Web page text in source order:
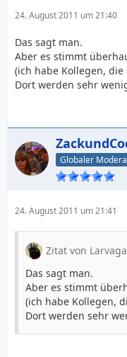
24. August 2011 um 21:40
Das sagt man.
Aber es stimmt
(ich habe Kollegen,
Dort werden sehr
Globaler
24. August 2011 um 21:41
Zitat von
Das sagt man.
Aber es stimmt
(ich habe Kollegen,
Dort werden sehr